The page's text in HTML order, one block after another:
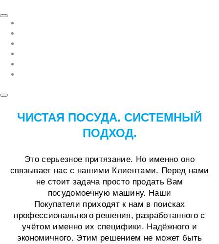
ЧИСТАЯ ПОСУДА. СИСТЕМНЫЙ
ПОДХОД.
Это серьезное притязание. Но именно оно
связывает нас с нашими Клиентами. Перед нами
не стоит задача просто продать Вам
посудомоечную машину. Наши
Покупатели приходят к нам в поисках
профессионального решения, разработанного с
учётом именно их специфики. Надёжного и
экономичного. Этим решением не может быть